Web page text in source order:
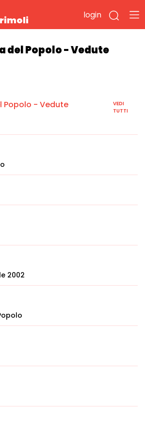
login
del Popolo - Vedute
Popolo - Vedute
VEDI
TUTTI
2002